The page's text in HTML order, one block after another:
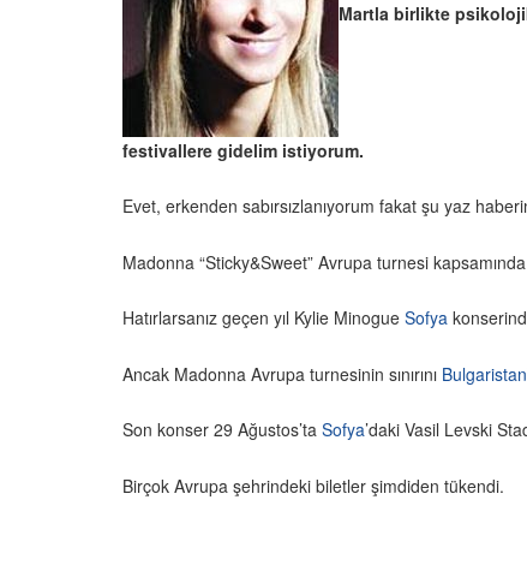
Martla birlikte
festivallere gidelim istiyorum.
Evet, erkenden sabırsızlanıyorum fakat şu yaz
Madonna “Sticky&Sweet” Avrupa turnesi kapsamında
Hatırlarsanız geçen yıl Kylie Minogue Sofya
Ancak Madonna Avrupa turnesinin sınırını Bulgaristan
Son konser 29 Ağustos’ta Sofya’daki Vasil Levski
Birçok Avrupa şehrindeki biletler şimdiden tükendi.